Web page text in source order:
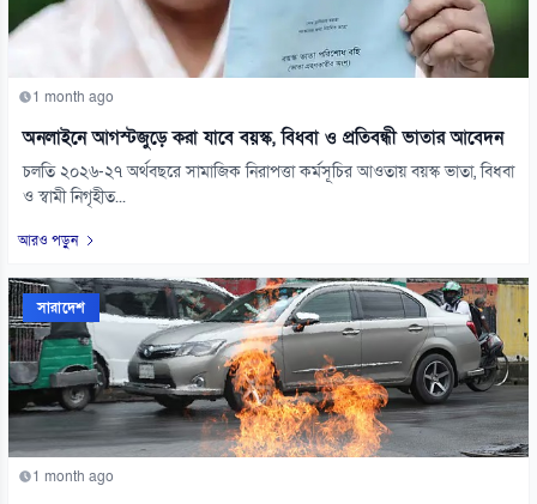
1 month ago
অনলাইনে আগস্টজুড়ে করা যাবে বয়স্ক, বিধবা ও প্রতিবন্ধী ভাতার আবেদন
চলতি ২০২৬-২৭ অর্থবছরে সামাজিক নিরাপত্তা কর্মসূচির আওতায় বয়স্ক ভাতা, বিধবা
ও স্বামী নিগৃহীত...
আরও পড়ুন
সারাদেশ
1 month ago